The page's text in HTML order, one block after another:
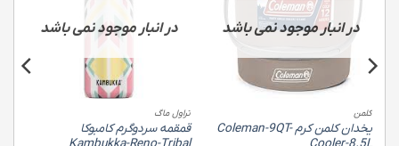
در انبار موجود نمی باشد
کلمن
یخدان کلمن کرم Coleman-9QT-
در انبار موجود نمی باشد
تراول ماگ
قمقمه سردوگرم کامبوکا